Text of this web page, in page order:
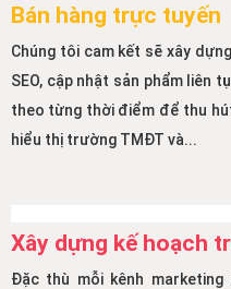
Bán hàng trực tuyến
Chúng tôi cam kết sẽ xây
SEO, cập nhật sản phẩm liên
theo từng thời điểm để thu
hiểu thị trường TMĐT và...
Xây dựng kế hoạch
Đặc thù mỗi kênh